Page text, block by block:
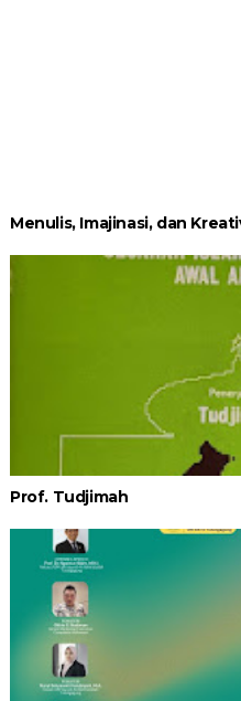
Menulis, Imajinasi, dan
Prof. Tudjimah